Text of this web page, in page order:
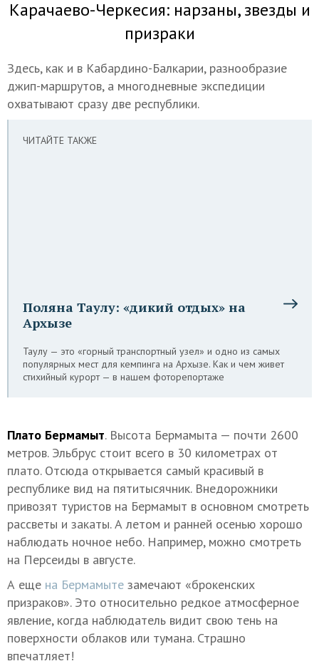
Карачаево-Черкесия: нарзаны, звезды и
призраки
Здесь, как и в Кабардино-Балкарии, разнообразие
джип-маршрутов, а многодневные экспедиции
охватывают сразу две республики.
ЧИТАЙТЕ ТАКЖЕ
Поляна Таулу: «дикий отдых» на
Архызе
Таулу — это «горный транспортный узел» и одно из самых
популярных мест для кемпинга на Архызе. Как и чем живет
стихийный курорт — в нашем фоторепортаже
Плато Бермамыт. Высота Бермамыта — почти 2600
метров. Эльбрус стоит всего в 30 километрах от
плато. Отсюда открывается самый красивый в
республике вид на пятитысячник. Внедорожники
привозят туристов на Бермамыт в основном смотреть
рассветы и закаты. А летом и ранней осенью хорошо
наблюдать ночное небо. Например, можно смотреть
на Персеиды в августе.
А еще на Бермамыте замечают «брокенских
призраков». Это относительно редкое атмосферное
явление, когда наблюдатель видит свою тень на
поверхности облаков или тумана. Страшно
впечатляет!